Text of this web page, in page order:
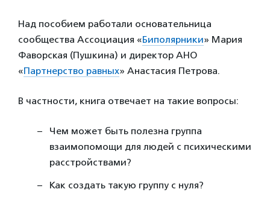
Над пособием работали основательница
сообщества Ассоциация «Биполярники» Мария
Фаворская (Пушкина) и директор АНО
«Партнерство равных» Анастасия Петрова.
В частности, книга отвечает на такие вопросы:
Чем может быть полезна группа
взаимопомощи для людей с психическими
расстройствами?
Как создать такую группу с нуля?